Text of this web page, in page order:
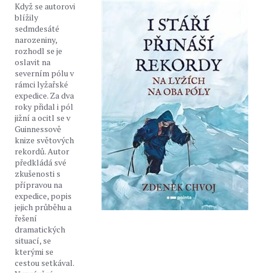
Když se autorovi
blížily
sedmdesáté
narozeniny,
rozhodl se je
oslavit na
severním pólu v
rámci lyžařské
expedice. Za dva
roky přidal i pól
jižní a ocitl se v
Guinnessově
knize světových
rekordů. Autor
předkládá své
zkušenosti s
přípravou na
expedice, popis
jejich průběhu a
řešení
dramatických
situací, se
kterými se
cestou setkával.